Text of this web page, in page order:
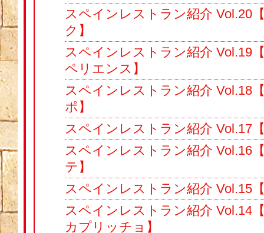
スペインレストラン紹介 Vol.20
ク】
スペインレストラン紹介 Vol.19
ペリエンス】
スペインレストラン紹介 Vol.18
ポ】
スペインレストラン紹介 Vol.17
スペインレストラン紹介 Vol.16
テ】
スペインレストラン紹介 Vol.15
スペインレストラン紹介 Vol.14
カプリッチョ】